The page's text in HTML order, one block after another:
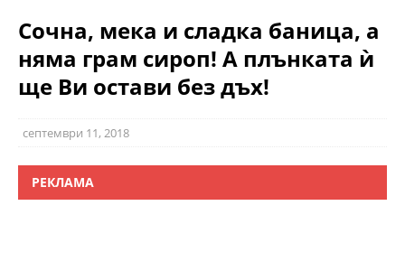
Сочна, мека и сладка баница, а
няма грам сироп! А плънката ѝ
ще Ви остави без дъх!
септември 11, 2018
РЕКЛАМА